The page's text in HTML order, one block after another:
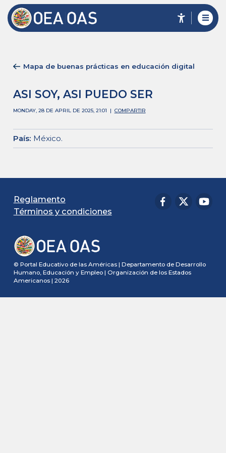
Mapa de buenas prácticas en educación digital
ASI SOY, ASI PUEDO SER
MONDAY, 28 DE APRIL DE 2025, 21:01 | COMPARTIR
País: México.
© Portal Educativo de las Américas | Departamento de Desarrollo
Humano, Educación y Empleo | Organización de los Estados
Americanos | 2026
Reglamento
Términos y condiciones